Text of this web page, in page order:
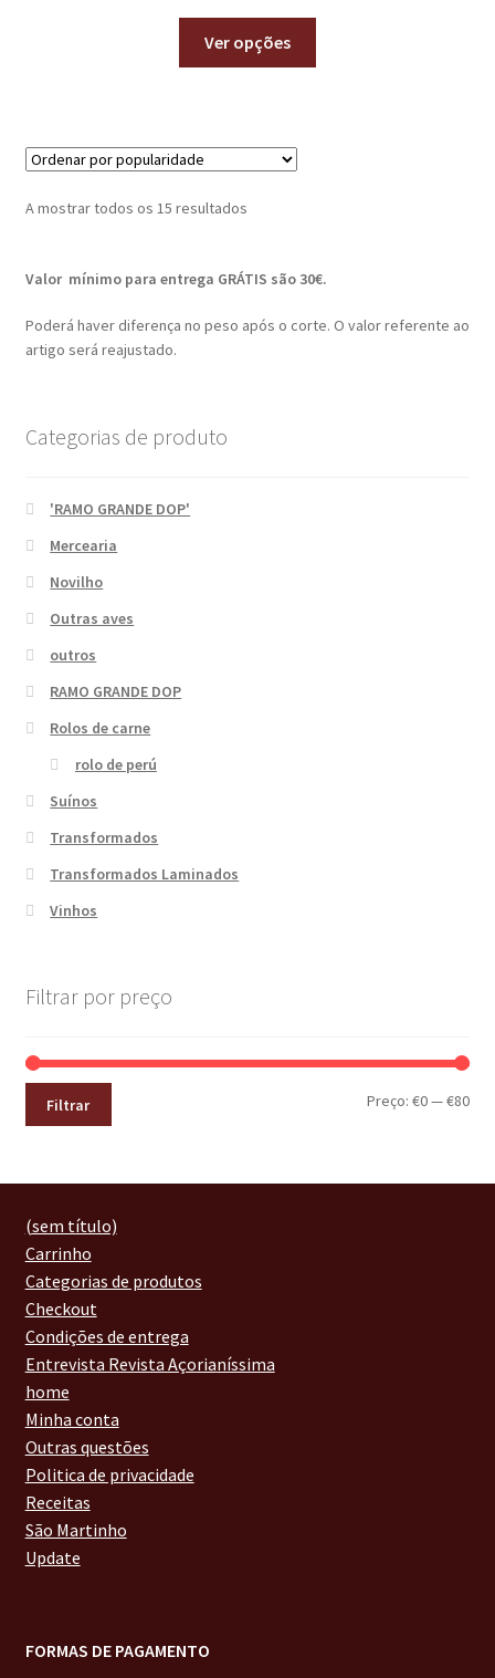
Ver opções
A mostrar todos os 15 resultados
Valor mínimo para entrega GRÁTIS são 30€.
Poderá haver diferença no peso após o corte. O valor referente ao
artigo será reajustado.
Categorias de produto
'RAMO GRANDE DOP'
Mercearia
Novilho
Outras aves
outros
RAMO GRANDE DOP
Rolos de carne
rolo de perú
Suínos
Transformados
Transformados Laminados
Vinhos
Filtrar por preço
Filtrar Preço:€0—€80
(sem título)
Carrinho
Categorias de produtos
Checkout
Condições de entrega
Entrevista Revista Açorianíssima
home
Minha conta
Outras questões
Politica de privacidade
Receitas
São Martinho
Update
FORMAS DE PAGAMENTO